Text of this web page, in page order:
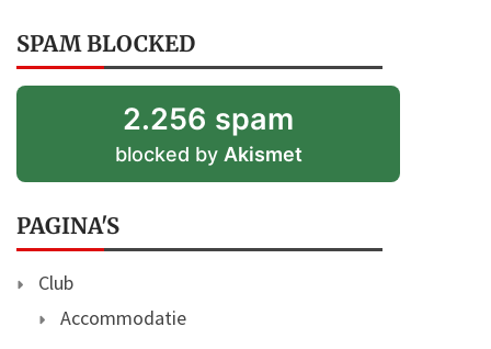
SPAM BLOCKED
2.256 spam
blocked by Akismet
PAGINA'S
Club
Accommodatie